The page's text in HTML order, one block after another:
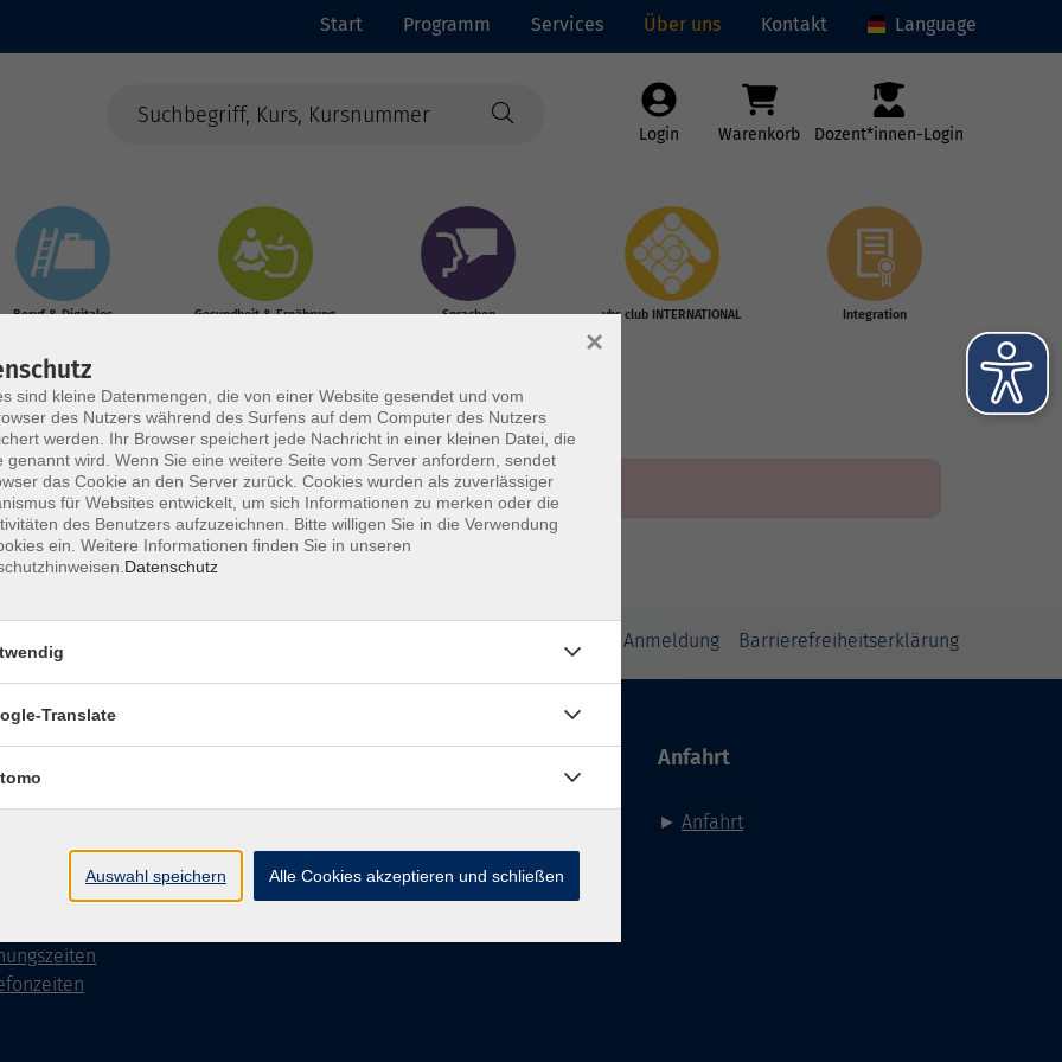
Start Programm Services Über uns Kontakt Language
Login Warenkorb Dozent*innen-Login
Beruf & Digitales Gesundheit & Ernährung Sprachen vhs club INTERNATIONAL Integration
Datenschutzhinweise zur Anmeldung Barrierefreiheitserklärung
86 - 2702
►Instagram
►Newsletter
Anfahrt
► Anfahrt
sind kleine Datenmengen, die von einer Website gesendet und vom
des Nutzers während des Surfens auf dem Computer des Nutzers
werden. Ihr Browser speichert jede Nachricht in einer kleinen Datei, die
genannt wird. Wenn Sie eine weitere Seite vom Server anfordern, sendet
das Cookie an den Server zurück. Cookies wurden als zuverlässiger
für Websites entwickelt, um sich Informationen zu merken oder die
des Benutzers aufzuzeichnen. Bitte willigen Sie in die Verwendung
ein. Weitere Informationen finden Sie in unseren
Datenschutz
×
Translate
Auswahl speichern Alle Cookies akzeptieren und schließen